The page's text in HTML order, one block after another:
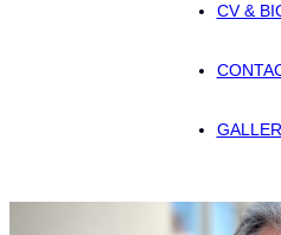
CV &